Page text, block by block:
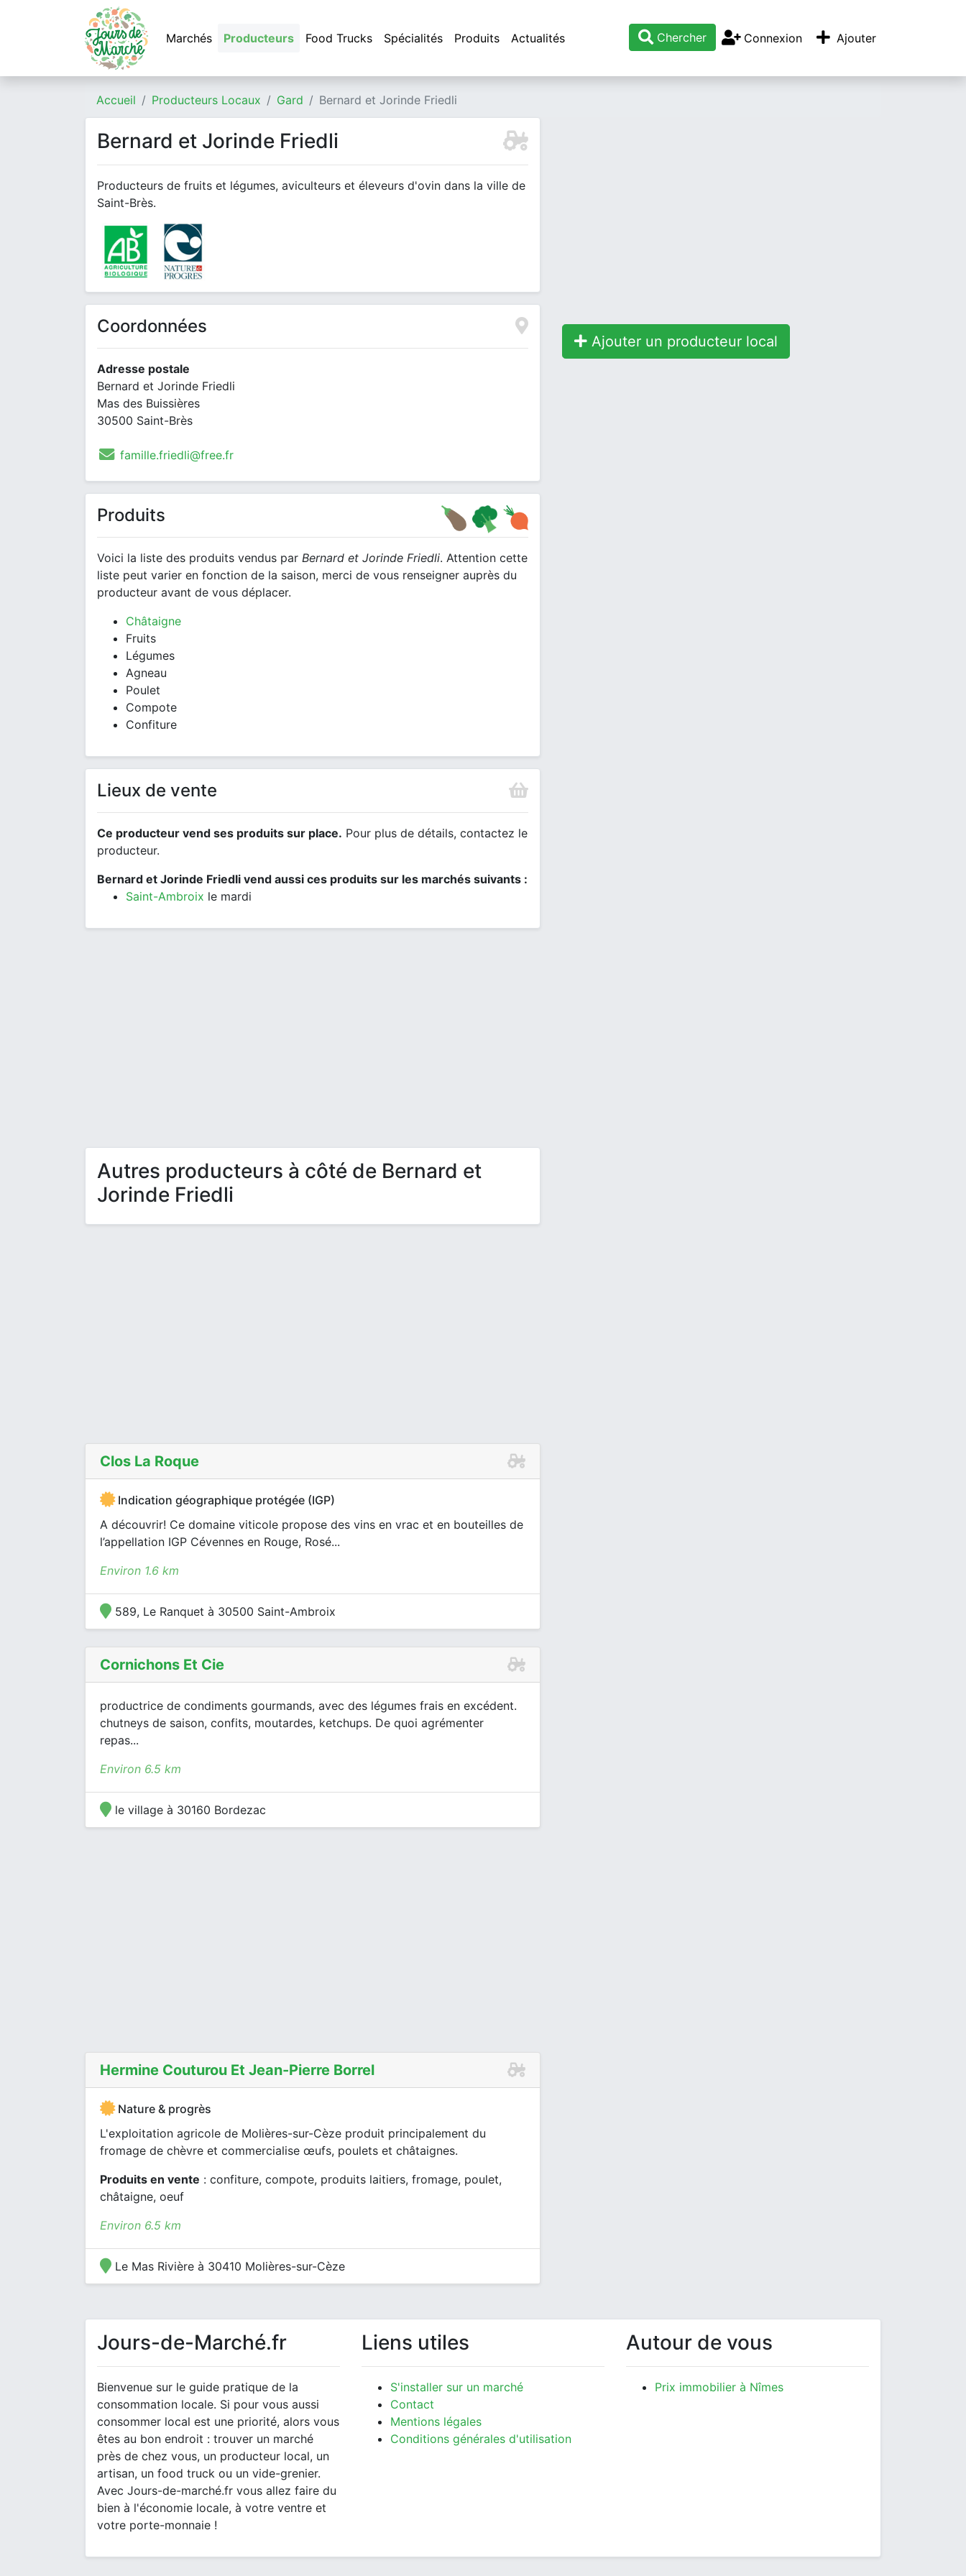
Marchés Producteurs Food Trucks Spécialités Produits Actualités Chercher Connexion Ajouter
Accueil Producteurs Locaux Gard Bernard et Jorinde Friedli
Bernard et Jorinde Friedli
Producteurs de fruits et légumes, aviculteurs et éleveurs d'ovin dans la ville de
Saint-Brès.
Coordonnées
Adresse postale
Bernard et Jorinde Friedli
Mas des Buissières
30500 Saint-Brès
famille.friedli@free.fr
Produits
Voici la liste des produits vendus par Bernard et Jorinde Friedli. Attention cette
liste peut varier en fonction de la saison, merci de vous renseigner auprès du
producteur avant de vous déplacer.
Châtaigne
Fruits
Légumes
Agneau
Poulet
Compote
Confiture
Lieux de vente
Ce producteur vend ses produits sur place. Pour plus de détails, contactez le
producteur.
Bernard et Jorinde Friedli vend aussi ces produits sur les marchés suivants :
Saint-Ambroix le mardi
Autres producteurs à côté de Bernard et
Jorinde Friedli
Clos La Roque
Indication géographique protégée (IGP)
A découvrir! Ce domaine viticole propose des vins en vrac et en bouteilles de
l’appellation IGP Cévennes en Rouge, Rosé...
Environ 1.6 km
589, Le Ranquet à 30500 Saint-Ambroix
Cornichons Et Cie
productrice de condiments gourmands, avec des légumes frais en excédent.
chutneys de saison, confits, moutardes, ketchups. De quoi agrémenter
repas...
Environ 6.5 km
le village à 30160 Bordezac
Hermine Couturou Et Jean-Pierre Borrel
Nature & progrès
L'exploitation agricole de Molières-sur-Cèze produit principalement du
fromage de chèvre et commercialise œufs, poulets et châtaignes.
Produits en vente : confiture, compote, produits laitiers, fromage, poulet,
châtaigne, oeuf
Environ 6.5 km
Le Mas Rivière à 30410 Molières-sur-Cèze
Ajouter un producteur local
Jours-de-Marché.fr
Bienvenue sur le guide pratique de la
consommation locale. Si pour vous aussi
consommer local est une priorité, alors vous
êtes au bon endroit : trouver un marché
près de chez vous, un producteur local, un
artisan, un food truck ou un vide-grenier.
Avec Jours-de-marché.fr vous allez faire du
bien à l'économie locale, à votre ventre et
votre porte-monnaie !
Liens utiles
S'installer sur un marché
Contact
Mentions légales
Conditions générales d'utilisation
Autour de vous
Prix immobilier à Nîmes